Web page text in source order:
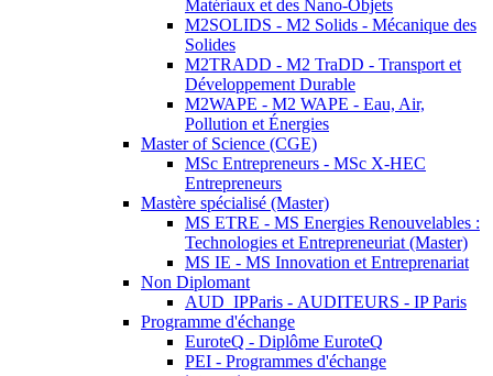
Matériaux et des Nano-Objets
M2SOLIDS - M2 Solids - Mécanique des
Solides
M2TRADD - M2 TraDD - Transport et
Développement Durable
M2WAPE - M2 WAPE - Eau, Air,
Pollution et Énergies
Master of Science (CGE)
MSc Entrepreneurs - MSc X-HEC
Entrepreneurs
Mastère spécialisé (Master)
MS ETRE - MS Energies Renouvelables :
Technologies et Entrepreneuriat (Master)
MS IE - MS Innovation et Entreprenariat
Non Diplomant
AUD_IPParis - AUDITEURS - IP Paris
Programme d'échange
EuroteQ - Diplôme EuroteQ
PEI - Programmes d'échange